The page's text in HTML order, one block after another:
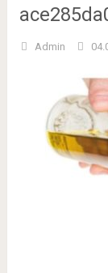
Admin